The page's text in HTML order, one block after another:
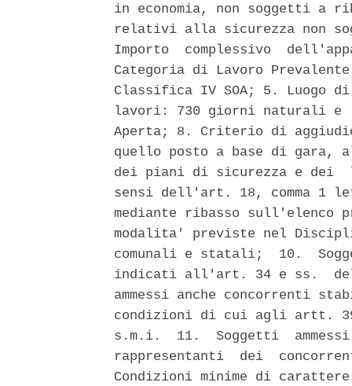
in economia, non soggetti a
relativi alla sicurezza non
Importo  complessivo
Categoria di Lavoro
Classifica IV SOA; 5. Luogo
lavori: 730 giorni naturali e
Aperta; 8. Criterio di
quello posto a base di
dei piani di sicurezza e dei
sensi dell'art. 18, comma 1
mediante ribasso sull'elenco
modalita' previste nel
comunali e statali;  10.
indicati all'art. 34 e ss.  del
ammessi anche
condizioni di cui agli artt. 39
s.m.i.  11.  Soggetti
rappresentanti  dei
Condizioni minime di